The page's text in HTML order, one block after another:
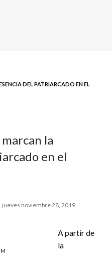
DEL PATRIARCADO EN EL
la
en el
Publicado
jueves noviembre 28, 2019
A partir de
la